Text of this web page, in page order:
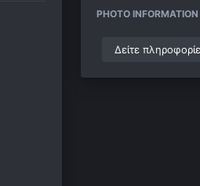
PHOTO INFORMATION
Δείτε